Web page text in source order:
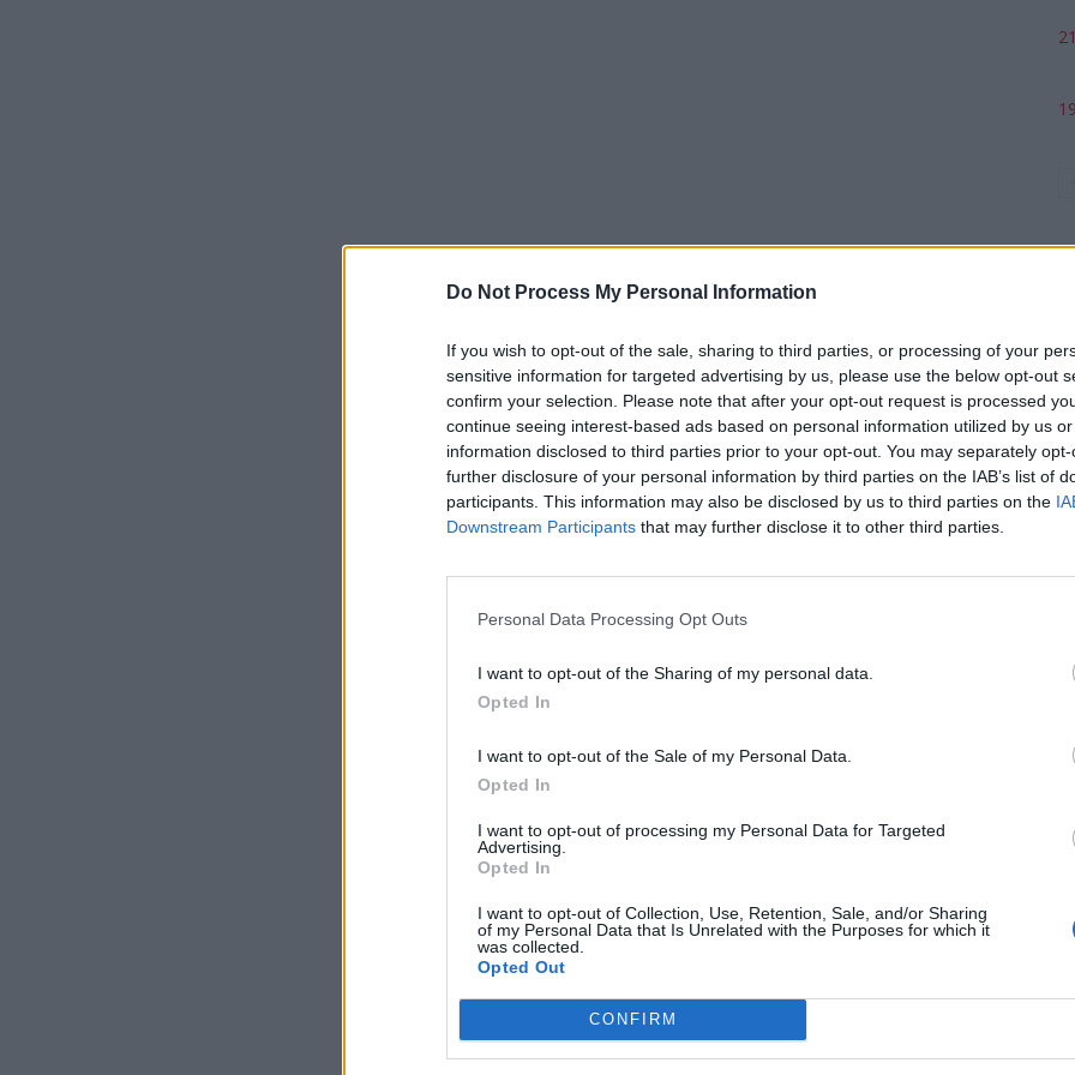
Do Not Process My Personal Information
If you wish to opt-out of the sale, sharing to third parties, or processing of your
sensitive information for targeted advertising by us, please use the below opt-out
confirm your selection. Please note that after your opt-out request is processed
continue seeing interest-based ads based on personal information utilized by us
information disclosed to third parties prior to your opt-out. You may separately
further disclosure of your personal information by third parties on the IAB’s list of
participants. This information may also be disclosed by us to third parties on the
Downstream Participants that may further disclose it to other third parties.
Personal Data Processing Opt Outs
I want to opt-out of the Sharing of my personal data.
Opted In
I want to opt-out of the Sale of my Personal Data.
Opted In
I want to opt-out of processing my Personal Data for Targeted
Advertising.
Opted In
I want to opt-out of Collection, Use, Retention, Sale, and/or Sharing
of my Personal Data that Is Unrelated with the Purposes for which it
was collected.
Opted Out
CONFIRM